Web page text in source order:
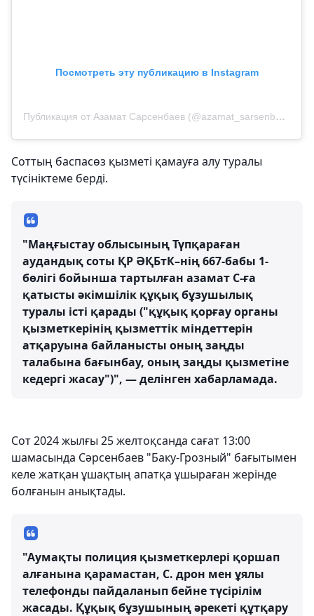
Посмотреть эту публикацию в Instagram
Публикация от Азамат Сарсенбаев (@azamat_sarsenbayev)
Соттың баспасөз қызметі қамауға алу туралы
түсініктеме берді.
"Маңғыстау облысының Түпқараған
аудандық соты ҚР ӘҚБтК–нің 667-бабы 1-
бөлігі бойынша тартылған азамат С-ға
қатысты әкімшілік құқық бұзушылық
туралы істі қарады ("құқық қорғау органы
қызметкерінің қызметтік міндеттерін
атқаруына байланысты оның заңды
талабына бағынбау, оның заңды қызметіне
кедергі жасау")", — делінген хабарламада.
Сот 2024 жылғы 25 желтоқсанда сағат 13:00
шамасында Сәрсенбаев "Баку-Грозный" бағытымен
келе жатқан ұшақтың апатқа ұшыраған жерінде
болғанын анықтады.
"Аумақты полиция қызметкерлері қоршап
алғанына қарамастан, С. дрон мен ұялы
телефонды пайдаланып бейне түсірілім
жасады. Құқық бұзушының әрекеті құтқару